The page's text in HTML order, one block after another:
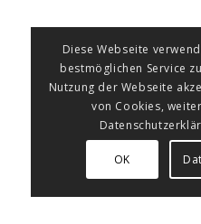
Diese Webseite
bestmöglichen Service
Nutzung der Webseite
von Cookies,
OK